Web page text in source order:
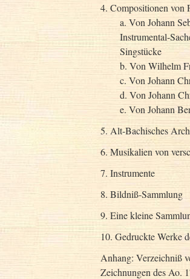
4. Compositionen von
a. Von Johann
Instrumental-
Singstücke
b. Von Wilhelm
c. Von Johann
d. Von Johann
e. Von Johann
5. Alt-Bachisches
6. Musikalien von
7. Instrumente
8. Bildniß-Sammlung
9. Eine kleine
10. Gedruckte Werke
Anhang: Verzeichniß
Zeichnungen des Ao.